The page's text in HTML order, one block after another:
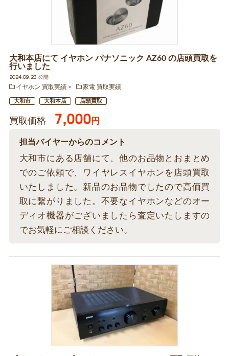
大和本店にて イヤホン パナソニック AZ60 の店頭買取を
行いました
2024.09.23 公開
イヤホン 買取実績
家電 買取実績
大和市 大和本店 店頭買取
買取価格 7,000円
担当バイヤーからのコメント
大和市にある店舗にて、他のお品物とおまとめ
でのご依頼で、ワイヤレスイヤホンを店頭買取
いたしました。新品のお品物でしたので高価買
取に繋がりました。不要なイヤホンなどのオー
ディオ機器がございましたら査定いたしますの
でお気軽にご相談ください。